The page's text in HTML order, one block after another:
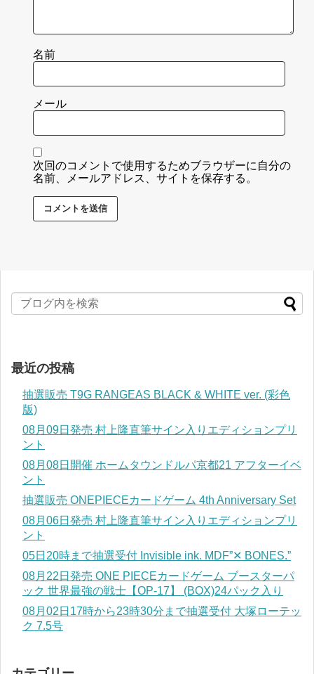
名前
メール
次回のコメントで使用するためブラウザーに自分の
名前、メールアドレス、サイトを保存する。
最近の投稿
抽選販売 T9G RANGEAS BLACK & WHITE ver. (彩色
版)
08月09日発売 村上隆直筆サイン入りエディションプリ
ント
08月08日開催 ホームタウンドルパ京都21 アフターイベ
ント
抽選販売 ONEPIECEカードゲーム 4th Anniversary Set
08月06日発売 村上隆直筆サイン入りエディションプリ
ント
05日20時まで抽選受付 Invisible ink. MDF”✕ BONES.”
08月22日発売 ONE PIECEカードゲーム ブースターパ
ック 世界最強の戦士【OP-17】 (BOX)24パック入り
08月02日17時から23時30分まで抽選受付 大塚ローテッ
ク 7.5号